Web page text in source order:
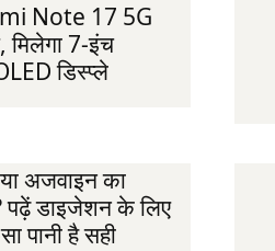
Note 17 5G
मिलेगा 7-इंच
डिस्प्ले
अजवाइन का
पढ़ें डाइजेशन के लिए
पानी है सही